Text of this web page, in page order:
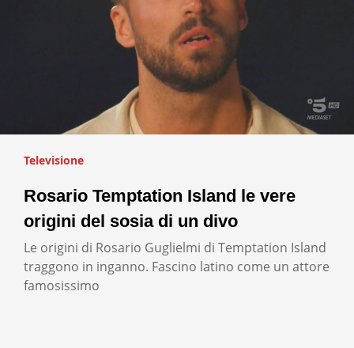
Televisione
Rosario Temptation Island le vere
origini del sosia di un divo
Le origini di Rosario Guglielmi di Temptation Island
traggono in inganno. Fascino latino come un attore
famosissimo